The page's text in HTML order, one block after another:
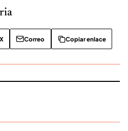
X Correo Copiar enlace